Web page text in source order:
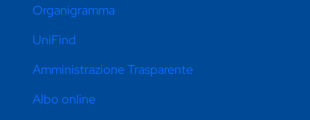
Organigramma
UniFind
Amministrazione Trasparente
Albo online